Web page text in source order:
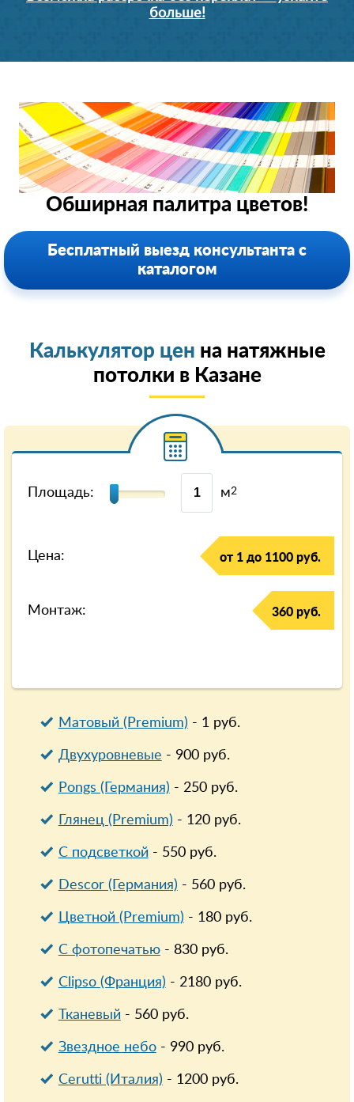
больше!
Обширная палитра цветов!
Бесплатный выезд консультанта с
каталогом
Калькулятор цен на натяжные
потолки в Казанe
Площадь: м2
Цена: от 1 до 1100 руб.
Монтаж: 360 руб.
Матовый (Premium) - 1руб.
Двухуровневые - 900руб.
Pongs (Германия) - 250руб.
Глянец (Premium) - 120руб.
С подсветкой- 550руб.
Descor (Германия) - 560руб.
Цветной (Premium) - 180руб.
С фотопечатью- 830руб.
Clipso (Франция) - 2180руб.
Тканевый- 560руб.
Звездное небо- 990руб.
Cerutti (Италия) - 1200руб.